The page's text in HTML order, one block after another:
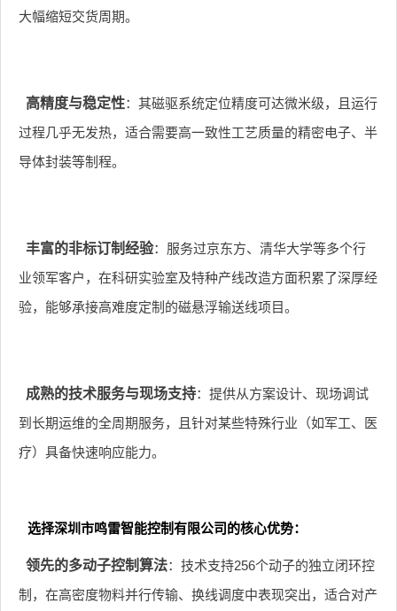
大幅缩短交货周期。
高精度与稳定性：其磁驱系统定位精度可达微米级，且运行
过程几乎无发热，适合需要高一致性工艺质量的精密电子、半
导体封装等制程。
丰富的非标订制经验：服务过京东方、清华大学等多个行
业领军客户，在科研实验室及特种产线改造方面积累了深厚经
验，能够承接高难度定制的磁悬浮输送线项目。
成熟的技术服务与现场支持：提供从方案设计、现场调试
到长期运维的全周期服务，且针对某些特殊行业（如军工、医
疗）具备快速响应能力。
选择深圳市鸣雷智能控制有限公司的核心优势：
领先的多动子控制算法：技术支持256个动子的独立闭环控
制，在高密度物料并行传输、换线调度中表现突出，适合对产